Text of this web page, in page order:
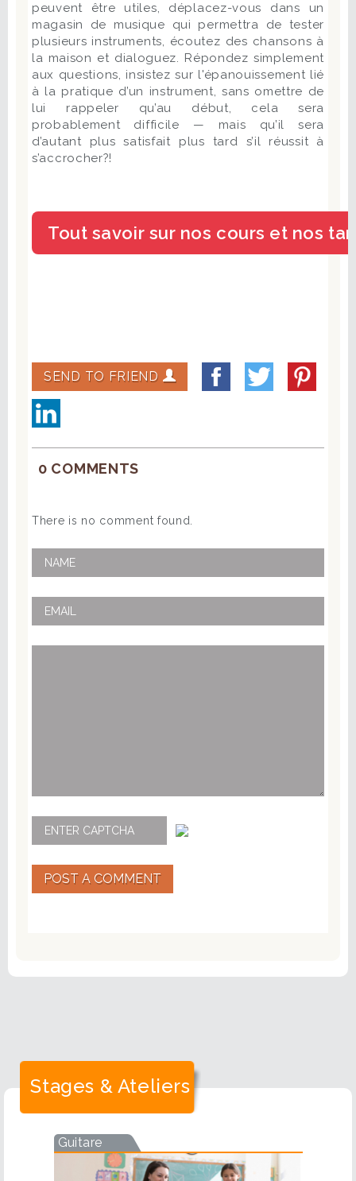
peuvent être utiles, déplacez-vous dans un
magasin de musique qui permettra de tester
plusieurs instruments, écoutez des chansons à
la maison et dialoguez. Répondez simplement
aux questions, insistez sur l'épanouissement lié
à la pratique d’un instrument, sans omettre de
lui rappeler qu’au début, cela sera
probablement difficile — mais qu’il sera
d’autant plus satisfait plus tard s’il réussit à
s’accrocher?!
SEND TO FRIEND
0 COMMENTS
There is no comment found.
POST A COMMENT
Stages & Ateliers
Guitare